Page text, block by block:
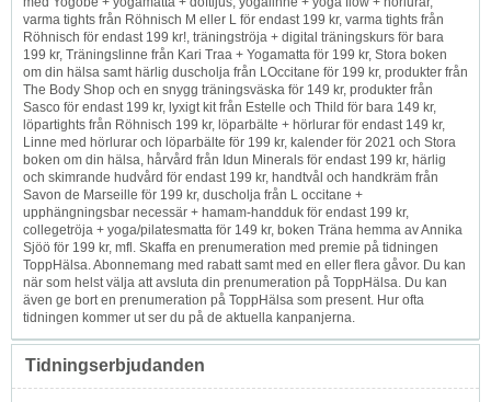
varma tights från Röhnisch M eller L för endast 199 kr, varma tights från
Röhnisch för endast 199 kr!, träningströja + digital träningskurs för bara
199 kr, Träningslinne från Kari Traa + Yogamatta för 199 kr, Stora boken
om din hälsa samt härlig duscholja från LOccitane för 199 kr, produkter från
The Body Shop och en snygg träningsväska för 149 kr, produkter från
Sasco för endast 199 kr, lyxigt kit från Estelle och Thild för bara 149 kr,
löpartights från Röhnisch 199 kr, löparbälte + hörlurar för endast 149 kr,
Linne med hörlurar och löparbälte för 199 kr, kalender för 2021 och Stora
boken om din hälsa, hårvård från Idun Minerals för endast 199 kr, härlig
och skimrande hudvård för endast 199 kr, handtvål och handkräm från
Savon de Marseille för 199 kr, duscholja från L occitane +
upphängningsbar necessär + hamam-handduk för endast 199 kr,
collegetröja + yoga/pilatesmatta för 149 kr, boken Träna hemma av Annika
Sjöö för 199 kr, mfl. Skaffa en prenumeration med premie på tidningen
ToppHälsa. Abonnemang med rabatt samt med en eller flera gåvor. Du kan
när som helst välja att avsluta din prenumeration på ToppHälsa. Du kan
även ge bort en prenumeration på ToppHälsa som present. Hur ofta
tidningen kommer ut ser du på de aktuella kanpanjerna.
Tidningserbjudanden